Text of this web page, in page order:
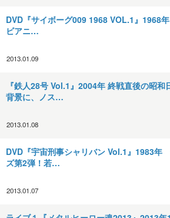
DVD『サイボーグ009 1968 VOL.1』1968
ビアニ…
2013.01.09
『鉄人28号 Vol.1』2004年 終戦直後の昭和
背景に、ノス…
2013.01.08
DVD『宇宙刑事シャリバン Vol.1』1983年
ズ第2弾！若…
2013.01.07